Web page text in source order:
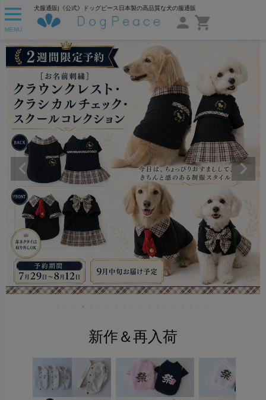
MENU
犬服通販|《公式》ドッグピース日本製の高品質な犬の服通販
新作＆再入荷